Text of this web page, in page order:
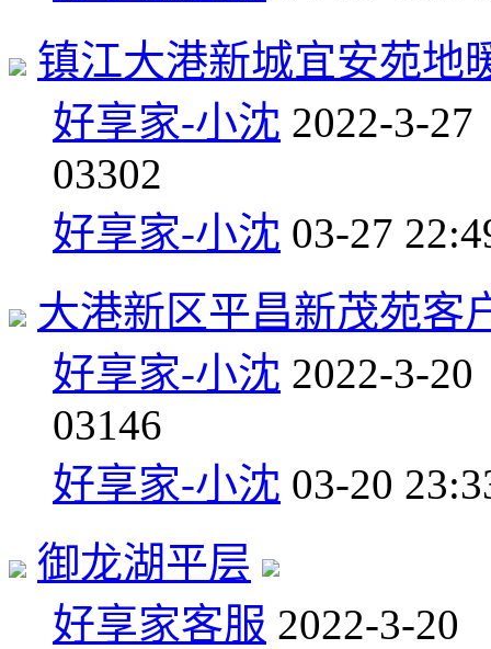
镇江大港新城宜安苑地
好享家-小沈 2022-3-27
03302
好享家-小沈 03-27
大港新区平昌新茂苑客
好享家-小沈 2022-3-20
03146
好享家-小沈 03-20
御龙湖平层
好享家客服 2022-3-20